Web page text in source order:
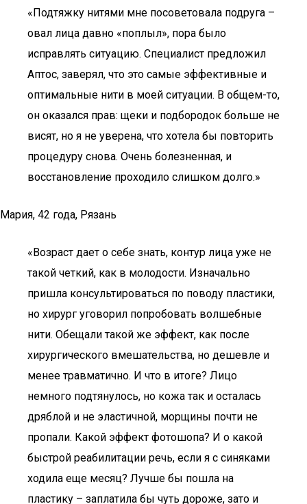
«Подтяжку нитями мне посоветовала подруга –
овал лица давно «поплыл», пора было
исправлять ситуацию. Специалист предложил
Аптос, заверял, что это самые эффективные и
оптимальные нити в моей ситуации. В общем-то,
он оказался прав: щеки и подбородок больше не
висят, но я не уверена, что хотела бы повторить
процедуру снова. Очень болезненная, и
восстановление проходило слишком долго.»
Мария, 42 года, Рязань
«Возраст дает о себе знать, контур лица уже не
такой четкий, как в молодости. Изначально
пришла консультироваться по поводу пластики,
но хирург уговорил попробовать волшебные
нити. Обещали такой же эффект, как после
хирургического вмешательства, но дешевле и
менее травматично. И что в итоге? Лицо
немного подтянулось, но кожа так и осталась
дряблой и не эластичной, морщины почти не
пропали. Какой эффект фотошопа? И о какой
быстрой реабилитации речь, если я с синяками
ходила еще месяц? Лучше бы пошла на
пластику – заплатила бы чуть дороже, зато и